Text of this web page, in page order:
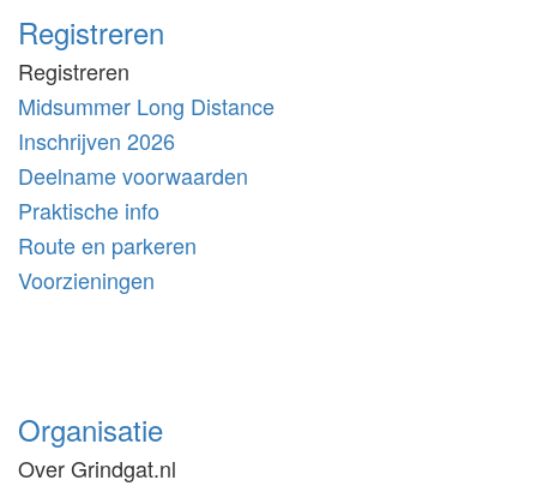
Registreren
Registreren
Midsummer Long Distance
Inschrijven 2026
Deelname voorwaarden
Praktische info
Route en parkeren
Voorzieningen
Organisatie
Over Grindgat.nl